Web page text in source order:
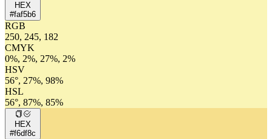
HEX
#faf5b6
RGB
250, 245, 182
CMYK
0%, 2%, 27%, 2%
HSV
56°, 27%, 98%
HSL
56°, 87%, 85%
HEX
#f6df8c